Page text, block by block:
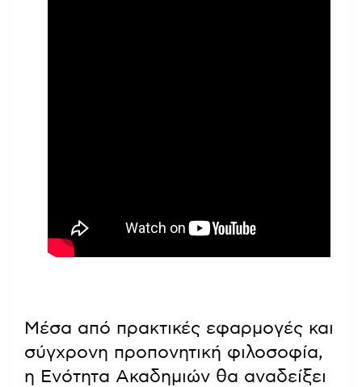
Μέσα από πρακτικές εφαρμογές και
σύγχρονη προπονητική φιλοσοφία,
η Ενότητα Ακαδημιών θα αναδείξει